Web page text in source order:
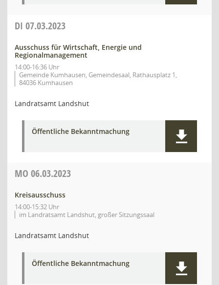
DI 07.03.2023
Ausschuss für Wirtschaft, Energie und
Regionalmanagement
14:00-16:36 Uhr
Gemeinde Kumhausen, Gemeindesaal, Rathausplatz 1,
84036 Kumhausen
Landratsamt Landshut
Öffentliche Bekanntmachung
MO 06.03.2023
Kreisausschuss
14:00-15:32 Uhr
im Landratsamt Landshut, großer Sitzungssaal
Landratsamt Landshut
Öffentliche Bekanntmachung